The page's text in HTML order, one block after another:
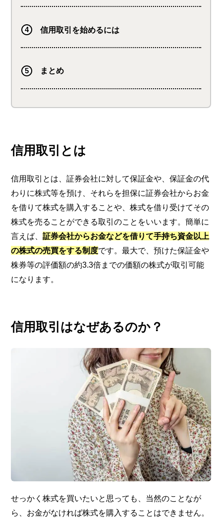
信用取引を始めるには
まとめ
信用取引とは
信用取引とは、証券会社に対して保証金や、保証金の代
わりに株式等を預け、それらを担保に証券会社からお金
を借りて株式を購入することや、株式を借り受けてその
株式を売ることができる取引のことをいいます。簡単に
言えば、証券会社からお金などを借りて手持ち資金以上
の株式の売買をする制度です。最大で、預けた保証金や
株券等の評価額の約3.3倍までの価額の株式が取引可能
になります。
信用取引はなぜあるのか？
せっかく株式を買いたいと思っても、当然のことなが
ら、お金がなければ株式を購入することはできません。